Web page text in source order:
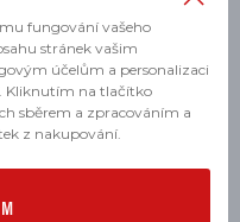
fungování vašeho
stránek vašim
účelům a personalizaci
Kliknutím na tlačítko
sběrem a zpracováním a
z nakupování.